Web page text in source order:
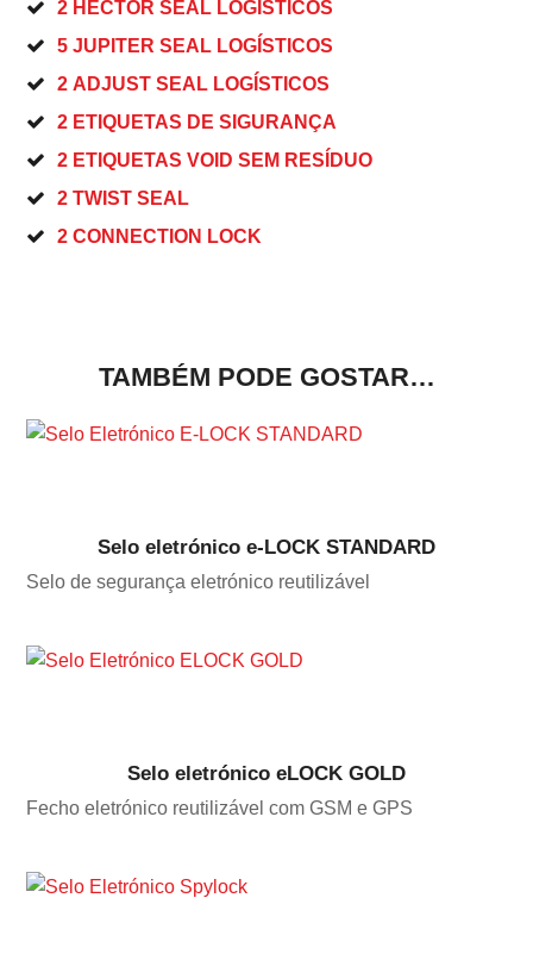
2 HECTOR SEAL LOGÍSTICOS
5 JUPITER SEAL LOGÍSTICOS
2 ADJUST SEAL LOGÍSTICOS
2 ETIQUETAS DE SIGURANÇA
2 ETIQUETAS VOID SEM RESÍDUO
2 TWIST SEAL
2 CONNECTION LOCK
TAMBÉM PODE GOSTAR…
Selo eletrónico e-LOCK STANDARD
Selo de segurança eletrónico reutilizável
Selo eletrónico eLOCK GOLD
Fecho eletrónico reutilizável com GSM e GPS